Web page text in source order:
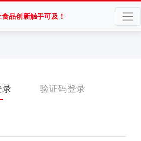
食品创新触手可及！
录 验证码登录